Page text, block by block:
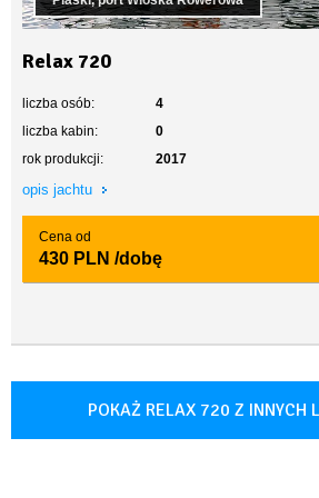
Relax 720
liczba osób:
4
liczba kabin:
0
rok produkcji:
2017
opis jachtu
Cena od
430 PLN /dobę
POKAŻ RELAX 720 Z INNYCH